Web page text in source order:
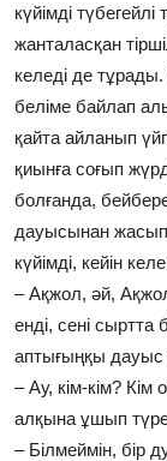
күйімді
жанталасқан
келеді де
беліме байлап
қайта айланып
қиынға соғып
болғанда,
дауысынан
күйімді, кейін
– Ақжол, әй,
енді, сені сыртта
аптығыңқы дауыс
– Ау, кім-кім?
алқына ұшып
– Білмеймін, бір